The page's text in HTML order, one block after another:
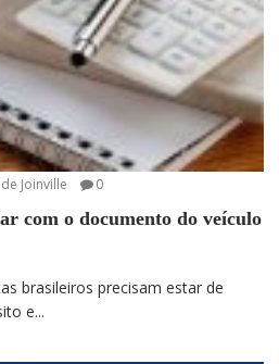
Joinville 0
com o documento do veículo
brasileiros precisam estar de
e...